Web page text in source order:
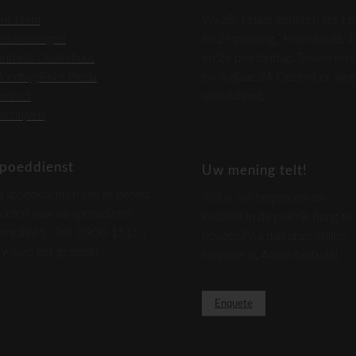
Uw mening telt!
Enquete